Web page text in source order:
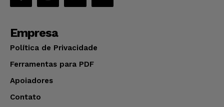
Empresa
Política de Privacidade
Ferramentas para PDF
Apoiadores
Contato